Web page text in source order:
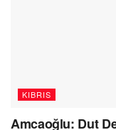
KIBRIS
Amcaoğlu: Dut